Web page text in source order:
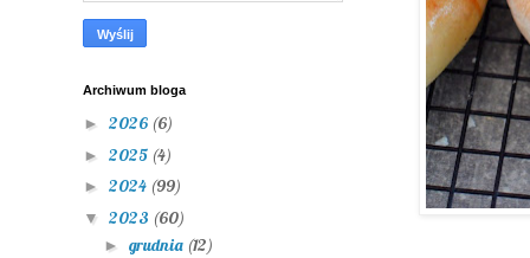
Archiwum bloga
► 2026 (6)
► 2025 (4)
► 2024 (99)
▼ 2023 (60)
► grudnia (12)